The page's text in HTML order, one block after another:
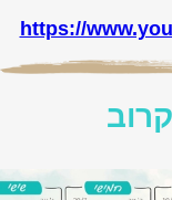
https://